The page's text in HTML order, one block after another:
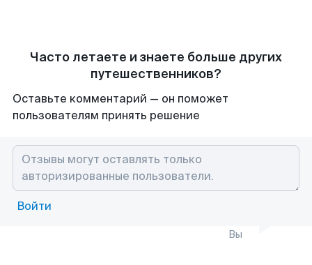
Часто летаете и знаете больше других
путешественников?
Оставьте комментарий — он поможет
пользователям принять решение
Войти
Вы